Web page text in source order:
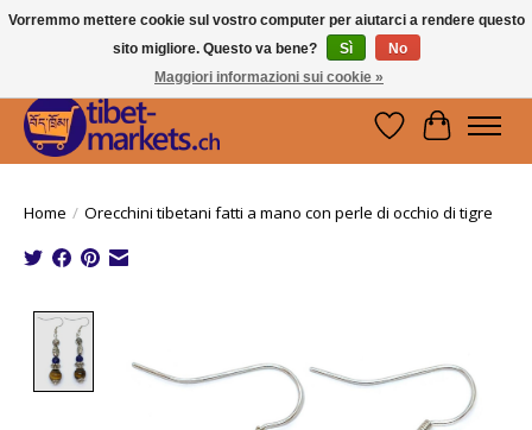
Handwerkskunst vom Dach der Welt.
Holen Sie sich ein Stück Tibet.
Lista deiCarrello
Home / Orecchini tibetani fatti a mano con perle di occhio di tigre
Vorremmo mettere cookie sul vostro computer per aiutarci a rendere questo
sito migliore. Questo va bene?
Sì
No
Maggiori informazioni sui cookie »